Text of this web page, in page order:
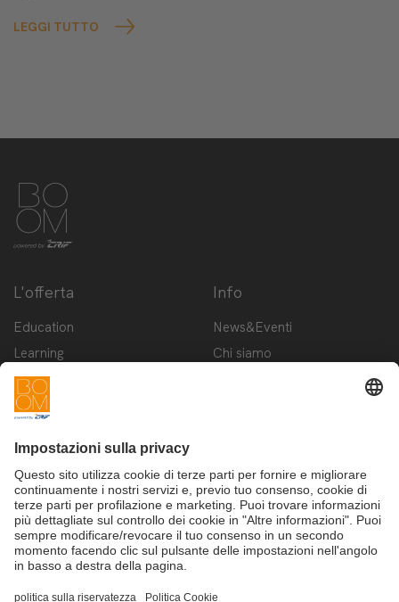
LEGGI TUTTO
L'offerta
Education
Learning
Innovation
Startup
Info
News&Eventi
Chi siamo
Iscriviti alla newsletter BOOM